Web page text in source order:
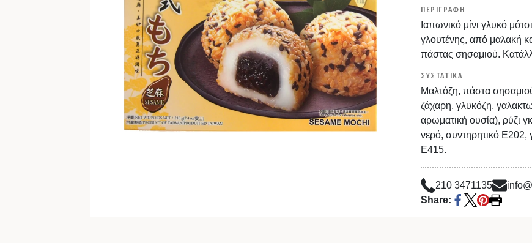
ΠΕΡΙΓΡΑΦΗ
Ιαπωνικό μίνι γλυκό
γλουτένης, από μαλακή
πάστας σησαμιού.
ΣΥΣΤΑΤΙΚΑ
Μαλτόζη, πάστα
ζάχαρη, γλυκόζη,
αρωματική ουσία), ρύζι
νερό, συντηρητικό
Ε415.
210 3471135
Share: